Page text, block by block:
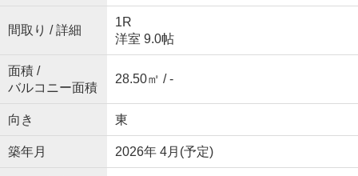
間取り / 詳細
1R
洋室 9.0帖
面積 /
バルコニー面積
28.50㎡ / -
向き 東
築年月 2026年 4月(予定)